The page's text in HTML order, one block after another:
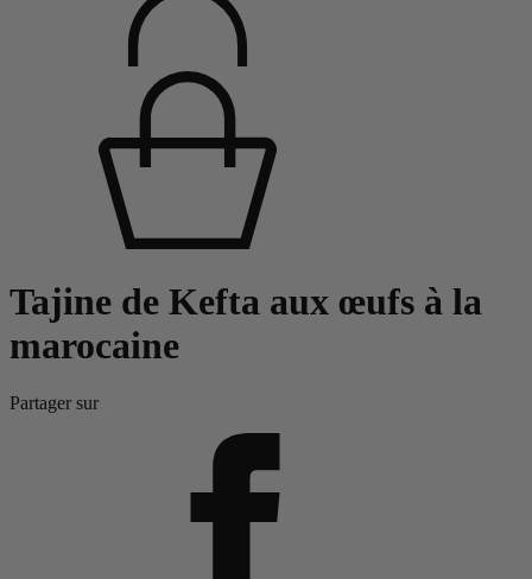
Tajine de Kefta aux œufs à la
marocaine
Partager sur